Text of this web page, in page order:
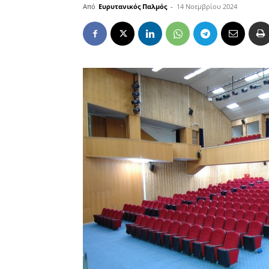
Από Ευρυτανικός Παλμός - 14 Νοεμβρίου 2024